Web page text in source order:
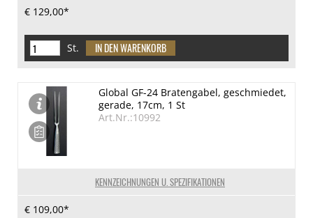
€ 129,00*
St.
KENNZEICHNUNGEN U. SPEZIFIKATIONEN
Global GF-24 Bratengabel, geschmiedet,
gerade, 17cm, 1 St
Art.Nr.:10992
€ 109,00*